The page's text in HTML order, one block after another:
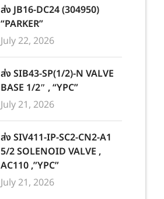
ส่ง JB16-DC24 (304950)
“PARKER”
July 22, 2026
ส่ง SIB43-SP(1/2)-N VALVE
BASE 1/2″ , “YPC”
July 21, 2026
ส่ง SIV411-IP-SC2-CN2-A1
5/2 SOLENOID VALVE ,
AC110 ,”YPC”
July 21, 2026